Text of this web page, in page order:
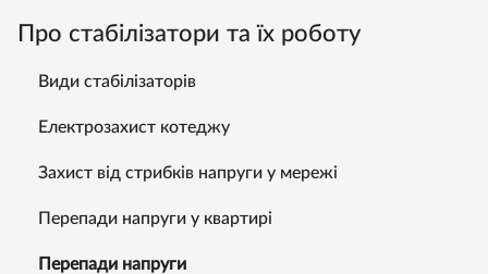
Про стабілізатори та їх роботу
Види стабілізаторів
Електрозахист котеджу
Захист від стрибків напруги у мережі
Перепади напруги у квартирі
Перепади напруги